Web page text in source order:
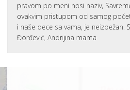
pravom po meni nosi naziv,
ovakvim pristupom od samog
i naše dece sa vama, je neizbežan.
Đorđević, Andrijina mama